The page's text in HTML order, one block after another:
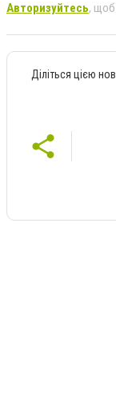
Авторизуйтесь, щоб
Діліться цією